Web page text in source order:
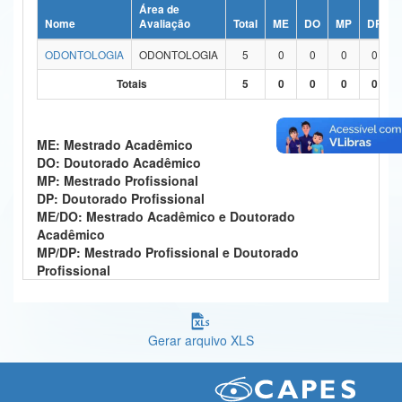
Ministério da Ciência, Tecnologia, Inovações e Comunicações
Ministério do Meio Ambiente
Controladoria-Geral da União
Ministério da Mulher, da Família e dos Direitos Humanos
Secretaria-Geral
Secretaria de Governo
Nome
Área de
Avaliação
Total ME DO MP DP
ODONTOLOGIA
ODONTOLOGIA 5 0 0 0
0
Totais
5 0 0 0 0
ME: Mestrado Acadêmico
DO: Doutorado Acadêmico
MP: Mestrado Profissional
DP: Doutorado Profissional
ME/DO: Mestrado Acadêmico e Doutorado
Acadêmico
MP/DP: Mestrado Profissional e Doutorado
Profissional
Gerar arquivo XLS